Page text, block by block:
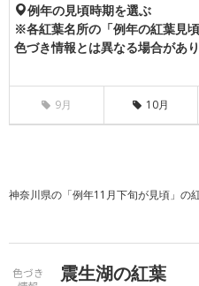
例年の見頃時期を選ぶ
※各紅葉名所の「例年の紅葉見
色づき情報とは異なる場合があ
9月 10月
神奈川県の「例年11月下旬が見頃」の
震生湖の紅葉